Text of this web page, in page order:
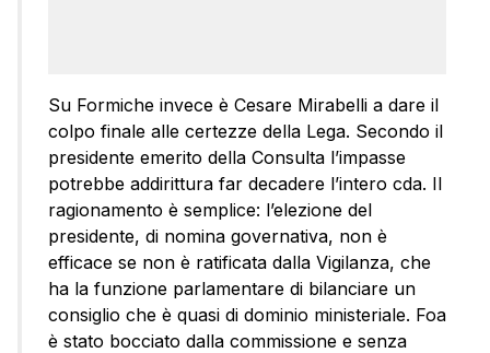
Su Formiche invece è Cesare Mirabelli a dare il
colpo finale alle certezze della Lega. Secondo il
presidente emerito della Consulta l’impasse
potrebbe addirittura far decadere l’intero cda. Il
ragionamento è semplice: l’elezione del
presidente, di nomina governativa, non è
efficace se non è ratificata dalla Vigilanza, che
ha la funzione parlamentare di bilanciare un
consiglio che è quasi di dominio ministeriale. Foa
è stato bocciato dalla commissione e senza